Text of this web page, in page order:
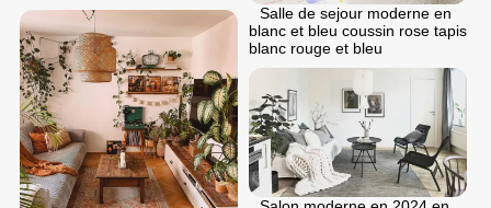
Salle de sejour moderne en
blanc et bleu coussin rose tapis
blanc rouge et bleu